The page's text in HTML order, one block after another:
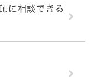
に相談できる